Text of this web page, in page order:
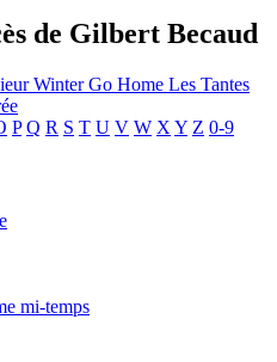
de Gilbert Becaud
Winter Go Home Les Tantes
P Q R S T U V W X Y Z 0-9
mi-temps